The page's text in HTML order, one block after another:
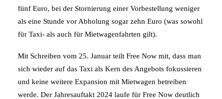
fünf Euro, bei der Stornierung einer Vorbestellung weniger
als eine Stunde vor Abholung sogar zehn Euro (was sowohl
für Taxi- als auch für Mietwagenfahrten gilt).
Mit Schreiben vom 25. Januar teilt Free Now mit, dass man
sich wieder auf das Taxi als Kern des Angebots fokussieren
und keine weitere Expansion mit Mietwagen betreiben
werde. Der Jahresauftakt 2024 laufe für Free Now deutlich